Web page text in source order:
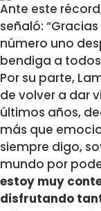
Ante este
señaló:
número uno
bendiga a
Por su parte,
de volver a dar
últimos años,
más que
siempre digo,
mundo por
estoy muy
disfrutando